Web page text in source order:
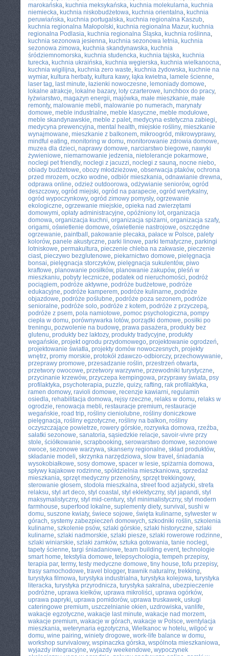
marokańska, kuchnia meksykańska, kuchnia molekularna, kuchnia
niemiecka, kuchnia niskobudżetowa, kuchnia orientalna, kuchnia
peruwiańska, kuchnia portugalska, kuchnia regionalna Kaszub,
kuchnia regionalna Małopolski, kuchnia regionalna Mazur, kuchnia
regionalna Podlasia, kuchnia regionalna Śląska, kuchnia roślinna,
kuchnia sezonowa jesienna, kuchnia sezonowa letnia, kuchnia
sezonowa zimowa, kuchnia skandynawska, kuchnia
śródziemnomorska, kuchnia studencka, kuchnia tajska, kuchnia
turecka, kuchnia ukraińska, kuchnia węgierska, kuchnia wielkanocna,
kuchnia wigilijna, kuchnia zero waste, kuchnia żydowska, kuchnie na
wymiar, kultura herbaty, kultura kawy, łąka kwietna, lamele ścienne,
laser tag, last minute, łazienki nowoczesne, lemoniady domowe,
lokalne atrakcje, lokalne bazary, loty czarterowe, lunchbox do pracy,
łyżwiarstwo, magazyn energii, majówka, małe mieszkanie, małe
remonty, malowanie mebli, malowanie po numerach, marynaty
domowe, meble industrialne, meble klasyczne, meble modułowe,
meble skandynawskie, meble z palet, medycyna estetyczna zabiegi,
medycyna prewencyjna, mental health, miejskie rośliny, mieszkanie
wynajmowane, mieszkanie z balkonem, mikroogród , mikrowyprawy,
mindful eating, monitoring w domu, monitorowanie zdrowia domowe,
muzea dla dzieci, naprawy domowe, narciarstwo biegowe, nawyki
żywieniowe, niemarnowanie jedzenia, nietolerancje pokarmowe,
noclegi pet friendly, noclegi z jacuzzi, noclegi z sauną, nocne niebo,
obiady budżetowe, obozy młodzieżowe, obserwacja ptaków, ochrona
przed mrozem, oczko wodne, odbiór mieszkania, odnawianie drewna,
odprawa online, odzież outdoorowa, odżywianie seniorów, ogród
deszczowy, ogród miejski, ogród na parapecie, ogród wertykalny,
ogród wypoczynkowy, ogród zimowy pomysły, ogrzewanie
ekologiczne, ogrzewanie miejskie, opieka nad zwierzętami
domowymi, opłaty administracyjne, opóźniony lot, organizacja
domowa, organizacja kuchni, organizacja spiżarni, organizacja szafy,
origami, oświetlenie domowe, oświetlenie nastrojowe, oszczędne
ogrzewanie, paintball , pakowanie plecaka, pałace w Polsce, palety
kolorów, panele akustyczne, parki linowe, parki tematyczne, parkingi
lotniskowe, permakultura, pieczenie chleba na zakwasie, pieczenie
ciast, pieczywo bezglutenowe, piekarnictwo domowe, pielęgnacja
bonsai, pielęgnacja storczyków, pielęgnacja sukulentów, piwo
kraftowe, planowanie posiłków, planowanie zakupów, pleśń w
mieszkaniu, pobyty lecznicze, podatek od nieruchomości, podróż
pociągiem, podróże aktywne, podróże budżetowe, podróże
edukacyjne, podróże kamperem, podróże kulinarne, podróże
objazdowe, podróże poślubne, podróże poza sezonem, podróże
senioralne, podróże solo, podróże z kotem, podróże z przyczepą,
podróże z psem, pola namiotowe, pomoc psychologiczna, pompy
ciepła w domu, porównywarka lotów, porządki domowe, posiłki po
treningu, pozwolenie na budowę, prawa pasażera, produkty bez
glutenu, produkty bez laktozy, produkty tradycyjne, produkty
wegańskie, projekt ogrodu przydomowego, projektowanie ogrodzeń,
projektowanie światła, projekty domów nowoczesnych, projekty
wnętrz, promy morskie, protokół zdawczo-odbiorczy, przechowywanie,
przeprawy promowe, przesadzanie roślin, przestrzeń otwarta,
przetwory owocowe, przetwory warzywne, przewodniki turystyczne,
przycinanie krzewów, przyczepa kempingowa, przyprawy świata, psy
profilaktyka, psychoterapia, puzzle, quizy, rafting, rak profilaktyka,
ramen domowy, ravioli domowe, recenzje kawiarni, regulamin
osiedla, rehabilitacja domowa, rejsy rzeczne, relaks w domu, relaks w
ogrodzie, renowacja mebli, restauracje premium, restauracje
wegańskie, road trip, rośliny cieniolubne, rośliny doniczkowe
pielęgnacja, rośliny egzotyczne, rośliny na balkon, rośliny
oczyszczające powietrze, rowery górskie, rozrywka domowa, rzeźba,
sałatki sezonowe, sanatoria, sąsiedzkie relacje, savoir-vivre przy
stole, ściółkowanie, scrapbooking, serowarstwo domowe, sezonowe
owoce, sezonowe warzywa, skanseny regionalne, skład produktów,
składanie modeli, skrzynka narzędziowa, slow travel , śniadania
wysokobiałkowe, sosy domowe, spacer w lesie, spiżarnia domowa,
spływy kajakowe rodzinne, spółdzielnia mieszkaniowa, sprzedaż
mieszkania, sprzęt medyczny przenośny, sprzęt trekkingowy,
sterowanie głosem, stodoła mieszkalna, street food azjatycki, strefa
relaksu, styl art deco, styl coastal , styl eklektyczny, styl japandi, styl
maksymalistyczny, styl mid-century, styl minimalistyczny, styl modern
farmhouse, superfood lokalne, suplementy diety, survival , sushi w
domu, suszone kwiaty, świece sojowe, święta kulinarne, sylwester w
górach, systemy zabezpieczeń domowych, szkodniki roślin, szkolenia
kulinarne, szkolenie psów, szlaki górskie, szlaki historyczne, szlaki
kulinarne, szlaki nadmorskie, szlaki piesze, szlaki rowerowe rodzinne,
szlaki winiarskie, szlaki zamków, sztuka gotowania, tanie noclegi,
tapety ścienne, targi śniadaniowe, team building event, technologie
smart home, tekstylia domowe, telepsychologia, tempeh przepisy,
terapia par, termy, testy medyczne domowe, tiny house, tofu przepisy,
trasy samochodowe, travel blogger, trawnik naturalny, trekking,
turystyka filmowa, turystyka industrialna, turystyka kolejowa, turystyka
literacka, turystyka przyrodnicza, turystyka sakralna, ubezpieczenie
podróżne, uprawa kiełków, uprawa mikroliści, uprawa ogórków,
uprawa papryki, uprawa pomidorów, uprawa truskawek, usługi
cateringowe premium, uszczelnianie okien, uzdrowiska, vanlife,
wakacje egzotyczne, wakacje last minute, wakacje nad morzem,
wakacje premium, wakacje w górach, wakacje w Polsce, wentylacja
mieszkania, weterynaria egzotyczna, Wielkanoc w hotelu, wilgoć w
domu, wine pairing, winiety drogowe, work-life balance w domu,
workshop survivalowy, wspinaczka górska, wspólnota mieszkaniowa,
wyjazdy integracyjne, wyjazdy weekendowe, wypoczynek